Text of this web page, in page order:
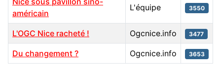
américain
L'équipe 3550
L'OGC Nice racheté ! Ogcnice.info 3477
Du changement ? Ogcnice.info 3653